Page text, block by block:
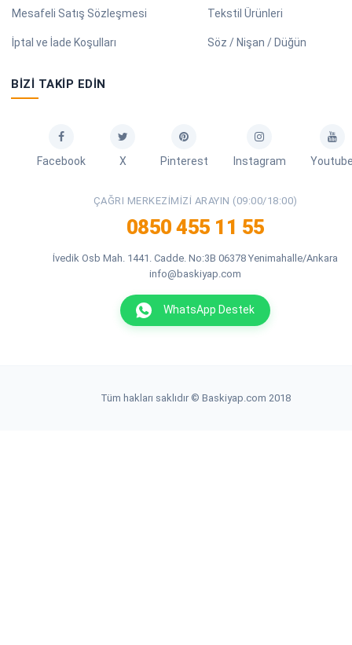
Mesafeli Satış Sözleşmesi
İptal ve İade Koşulları
Tekstil Ürünleri
Söz / Nişan / Düğün
BIZI TAKIP EDIN
Facebook X Pinterest Instagram
ÇAĞRI MERKEZIMIZI ARAYIN (09:00/18:00)
0850 455 11 55
İvedik Osb Mah. 1441. Cadde. No:3B 06378 Yenimahalle/Ankara
info@baskiyap.com
WhatsApp Destek
Tüm hakları saklıdır © Baskiyap.com 2018